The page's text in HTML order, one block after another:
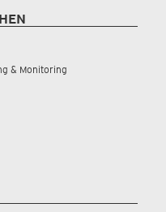
& Monitoring